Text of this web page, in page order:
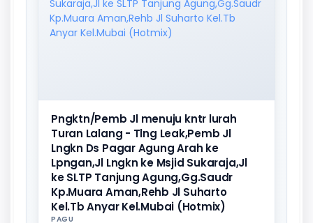
Pngktn/Pemb Jl menuju kntr lurah
Turan Lalang - Tlng Leak,Pemb Jl
Lngkn Ds Pagar Agung Arah ke
Lpngan,Jl Lngkn ke Msjid Sukaraja,Jl
ke SLTP Tanjung Agung,Gg.Saudr
Kp.Muara Aman,Rehb Jl Suharto
Kel.Tb Anyar Kel.Mubai (Hotmix)
PAGU